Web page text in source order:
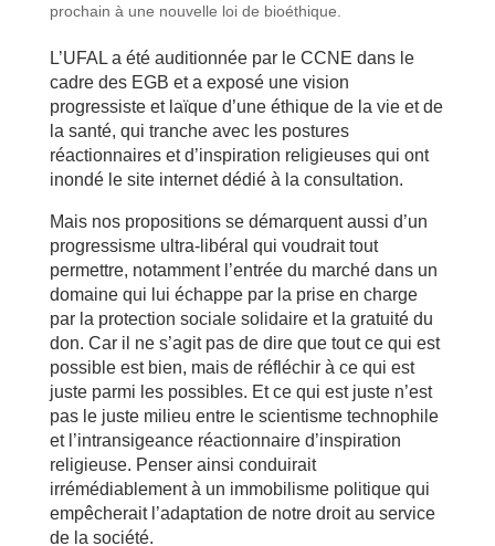
prochain à une nouvelle loi de bioéthique.
L’UFAL a été auditionnée par le CCNE dans le
cadre des EGB et a exposé une vision
progressiste et laïque d’une éthique de la vie et de
la santé, qui tranche avec les postures
réactionnaires et d’inspiration religieuses qui ont
inondé le site internet dédié à la consultation.
Mais nos propositions se démarquent aussi d’un
progressisme ultra-libéral qui voudrait tout
permettre, notamment l’entrée du marché dans un
domaine qui lui échappe par la prise en charge
par la protection sociale solidaire et la gratuité du
don. Car il ne s’agit pas de dire que tout ce qui est
possible est bien, mais de réfléchir à ce qui est
juste parmi les possibles. Et ce qui est juste n’est
pas le juste milieu entre le scientisme technophile
et l’intransigeance réactionnaire d’inspiration
religieuse. Penser ainsi conduirait
irrémédiablement à un immobilisme politique qui
empêcherait l’adaptation de notre droit au service
de la société.